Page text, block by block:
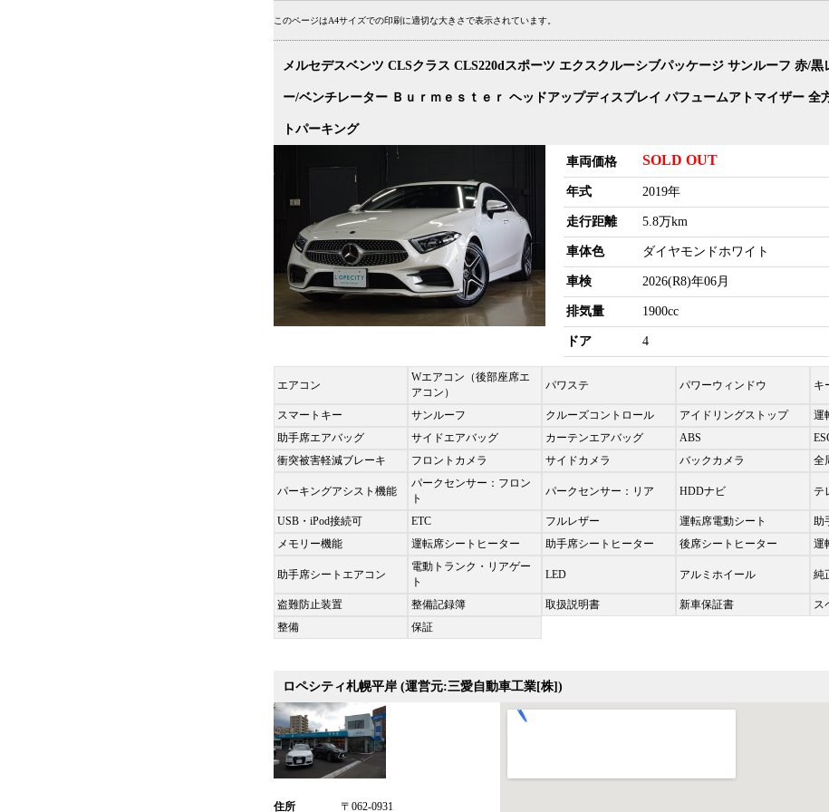
このページはA4サイズでの印刷に適切な大きさで表示されています。
メルセデスベンツ CLSクラス CLS220dスポーツ エクスクルーシブパッケージ サンルーフ 赤/黒
ー/ベンチレーター Ｂｕｒｍｅｓｔｅｒ ヘッドアップディスプレイ パフュームアトマイザー 全
トパーキング
車両価格 SOLD OUT
年式 2019年
走行距離 5.8万km
車体色 ダイヤモンドホワイト
車検 2026(R8)年06月
排気量 1900cc
ドア 4
エアコン
Wエアコン（後部座席エ
アコン）
パワステ パワーウィンドウ キ
スマートキー サンルーフ クルーズコントロール アイドリングストップ
運
助手席エアバッグ
サイドエアバッグ カーテンエアバッグ ABS
衝突被害軽減ブレーキ
フロントカメラ サイドカメラ バックカメラ 全
パーキングアシスト機能
パークセンサー：フロン
ト
パークセンサー：リア HDDナビ テ
USB・iPod接続可 ETC フルレザー 運転席電動シート
助
メモリー機能
運転席シートヒーター 助手席シートヒーター 後席シートヒーター 運
助手席シートエアコン
電動トランク・リアゲー
ト
LED アルミホイール 純
盗難防止装置 整備記録簿 取扱説明書 新車保証書
ス
整備
保証
ロペシティ札幌平岸 (運営元:三愛自動車工業[株])
住所 〒062-0931